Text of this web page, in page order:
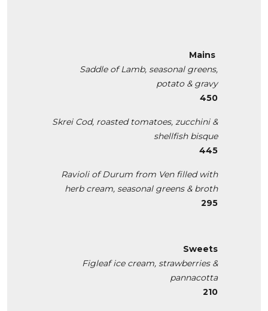
Mains
Saddle of Lamb, seasonal greens,
potato & gravy
450
Skrei Cod, roasted tomatoes, zucchini &
shellfish bisque
445
Ravioli of Durum from Ven filled with
herb cream, seasonal greens & broth
295
Sweets
Figleaf ice cream, strawberries &
pannacotta
210